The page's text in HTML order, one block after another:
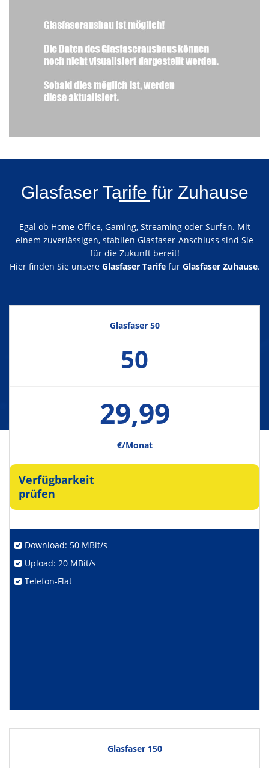
Glasfaser Tarife für Zuhause
Egal ob Home-Office, Gaming, Streaming oder Surfen. Mit
einem zuverlässigen, stabilen Glasfaser-Anschluss sind Sie
für die Zukunft bereit!
Hier finden Sie unsere Glasfaser Tarifefür Glasfaser Zuhause.
Glasfaser 50
50
29,99
€/Monat
Verfügbarkeit
prüfen
Download: 50 MBit/s
Upload: 20 MBit/s
Telefon-Flat
Glasfaser 150